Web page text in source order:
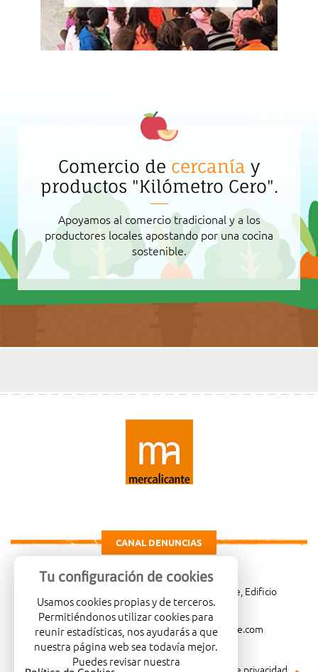
Comercio de cercanía y
productos "Kilómetro Cero".
Apoyamos al comercio tradicional y a los
productores locales apostando por una cocina
sostenible.
CANAL DENUNCIAS
Carretera de Madrid Km. 4, 03114 Alicante, Edificio
Administrativo, planta 3ª
966081001
merca@mercalicante.com
Aviso legal Política de cookies Política de privacidad
Tu configuración de cookies
Usamos cookies propias y de terceros.
Permitiéndonos utilizar cookies para
reunir estadísticas, nos ayudarás a que
nuestra página web sea todavía mejor.
Puedes revisar nuestra